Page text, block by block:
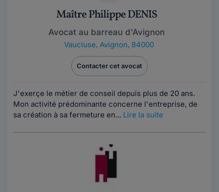
Maître Philippe DENIS
Avocat au barreau d'Avignon
Vaucluse, Avignon, 84000
Contacter cet avocat
J'exerçe le métier de conseil depuis plus de 20 ans.
Mon activité prédominante concerne l'entreprise, de
sa création à sa fermeture en... Lire la suite